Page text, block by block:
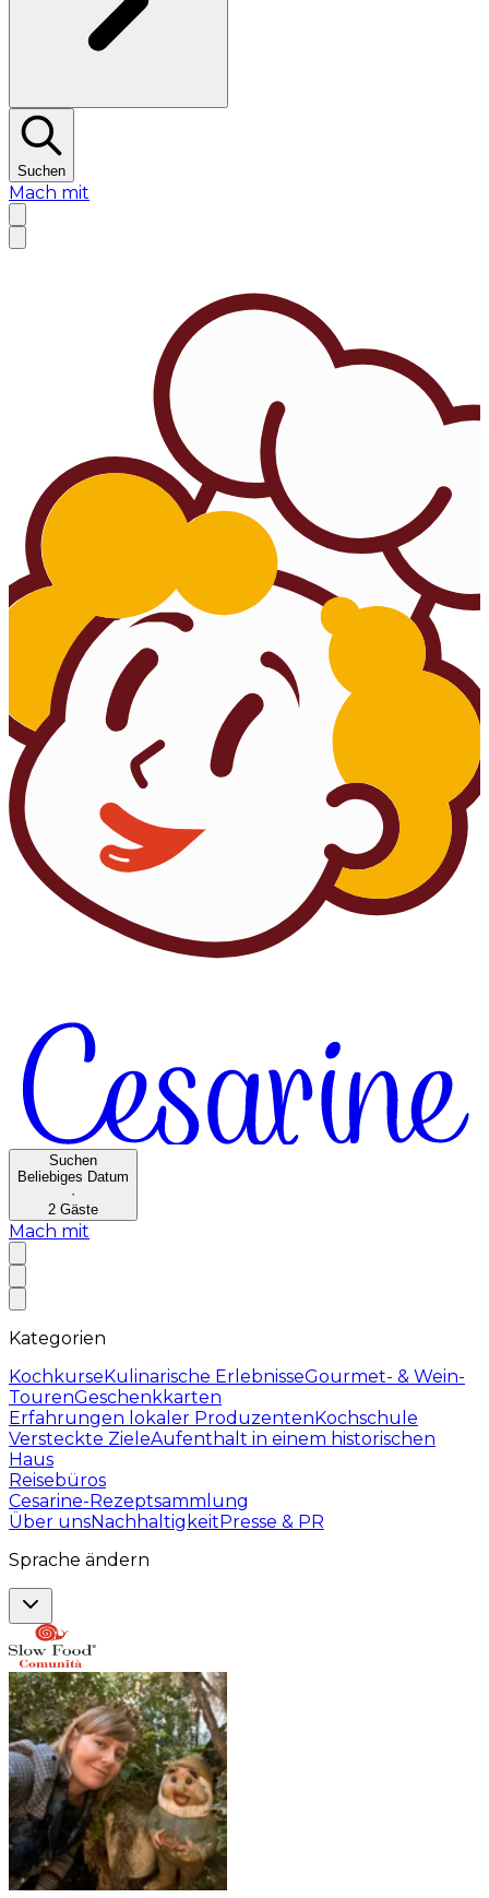
Suchen
Mach mit
Suchen
Beliebiges Datum
·
2 Gäste
Mach mit
Kategorien
KochkurseKulinarische ErlebnisseGourmet- & Wein-
TourenGeschenkkarten
Erfahrungen lokaler ProduzentenKochschule
Versteckte ZieleAufenthalt in einem historischen
Haus
Reisebüros
Cesarine-Rezeptsammlung
Über unsNachhaltigkeitPresse & PR
Sprache ändern